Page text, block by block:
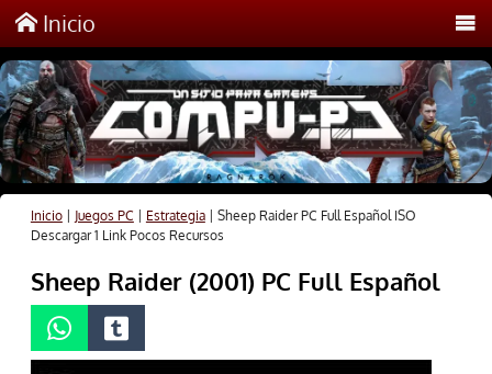
Inicio
Inicio| Juegos PC Estrategia| Sheep Raider PC Full Español ISO
Descargar 1 Link Pocos Recursos
Sheep Raider (2001) PC Full Español